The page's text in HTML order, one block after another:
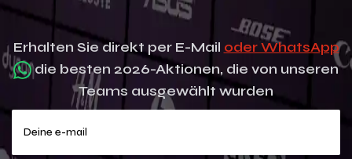
Erhalten Sie direkt per E-Mail oder WhatsApp
die besten 2026-Aktionen, die von unseren
Teams ausgewählt wurden